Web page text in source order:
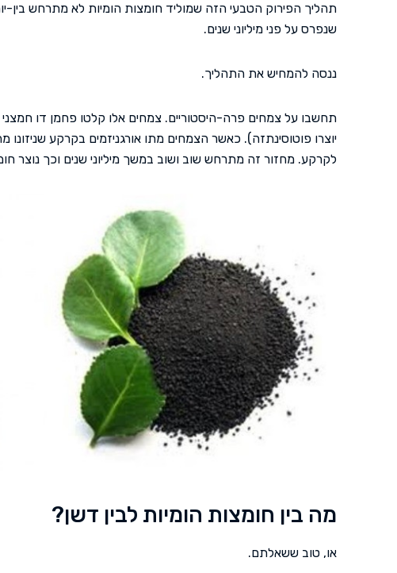
תהליך הפירוק הטבעי הזה שמוליד חומצות הומיות לא מתרחש בין-
שנפרס על פני מיליוני שנים.
ננסה להמחיש את התהליך.
תחשבו על צמחים פרה-היסטוריים. צמחים אלו קלטו פחמן דו
יוצרו פוטוסינתזה). כאשר הצמחים מתו אורגניזמים בקרקע
לקרקע. מחזור זה מתרחש שוב ושוב במשך מיליוני שנים וכך נוצר
מה בין חומצות הומיות לבין דשן?
או, טוב ששאלתם.